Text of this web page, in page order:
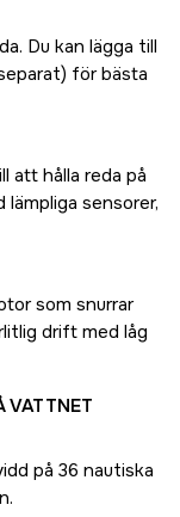
Du kan lägga till
för bästa
att hålla reda på
sensorer,
som snurrar
drift med låg
VATTNET
på 36 nautiska